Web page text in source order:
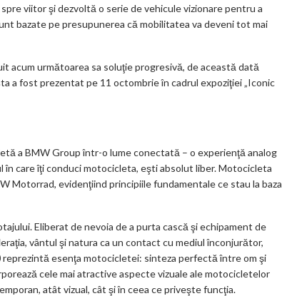
o
k
viitor şi dezvoltă o serie de vehicule vizionare pentru a
bazate pe presupunerea că mobilitatea va deveni tot mai
acum următoarea sa soluţie progresivă, de această dată
a fost prezentat pe 11 octombrie în cadrul expoziţiei „Iconic
a BMW Group într-o lume conectată – o experienţă analog
care îţi conduci motocicleta, eşti absolut liber. Motocicleta
Motorrad, evidenţiind principiile fundamentale ce stau la baza
Eliberat de nevoia de a purta cască şi echipament de
vântul şi natura ca un contact cu mediul înconjurător,
esenţa motocicletei: sinteza perfectă între om şi
cele mai atractive aspecte vizuale ale motocicletelor
atât vizual, cât şi în ceea ce priveşte funcţia.